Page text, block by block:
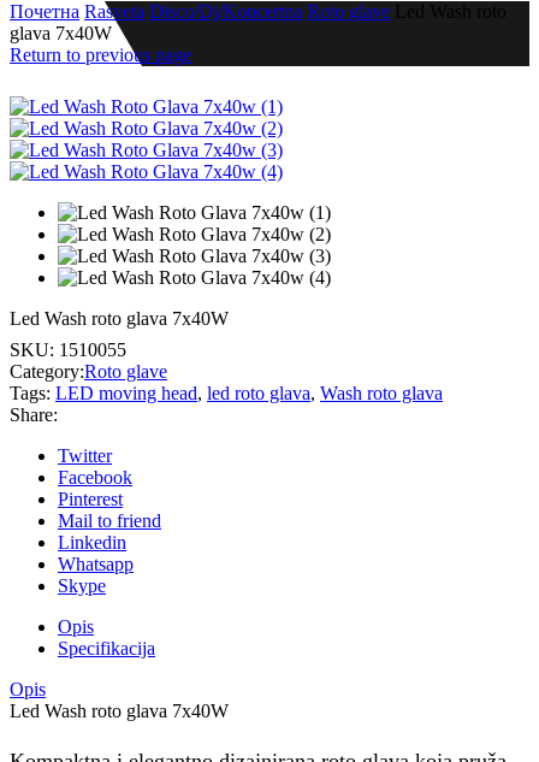
Почетна Rasveta Disco/Dj/Koncertna Roto glave Led Wash roto
glava 7x40W
Return to previous page
Led Wash roto glava 7x40W
SKU: 1510055
Category:Roto glave
Tags: LED moving head, led roto glava, Wash roto glava
Share:
Twitter
Facebook
Pinterest
Mail to friend
Linkedin
Whatsapp
Skype
Opis
Specifikacija
Opis
Led Wash roto glava 7x40W